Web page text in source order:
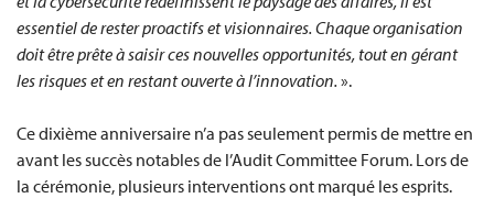
essentiel de rester proactifs et visionnaires. Chaque organisation
doit être prête à saisir ces nouvelles opportunités, tout en gérant
les risques et en restant ouverte à l’innovation. ».
Ce dixième anniversaire n’a pas seulement permis de mettre en
avant les succès notables de l’Audit Committee Forum. Lors de
la cérémonie, plusieurs interventions ont marqué les esprits.